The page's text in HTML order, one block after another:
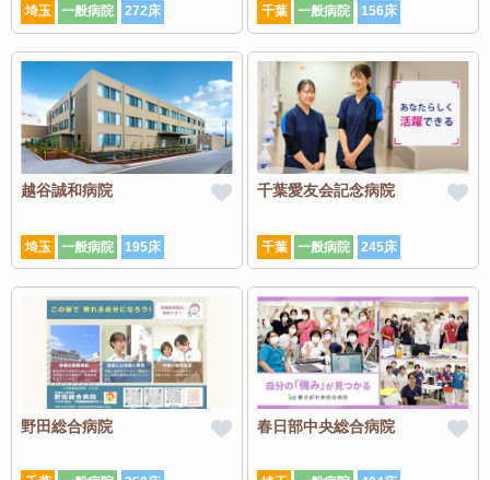
埼玉 一般病院 272床 千葉 一般病院 156床
越谷誠和病院
埼玉 一般病院 195床
千葉愛友会記念病院
千葉 一般病院 245床
野田総合病院 春日部中央総合病院